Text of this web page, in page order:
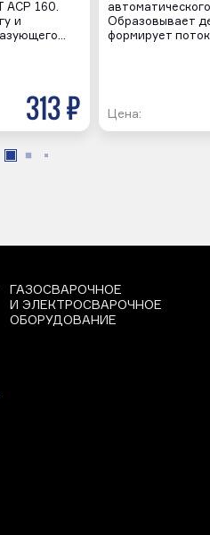
ACP 160.
и
313 р
Образовывает
формирует
Цена:
ГАЗОСВАРОЧНОЕ
И ЭЛЕКТРОСВАРОЧНОЕ
ОБОРУДОВАНИЕ